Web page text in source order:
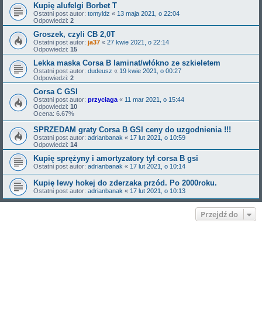
Kupię alufelgi Borbet T
Ostatni post autor: tomyldz « 13 maja 2021, o 22:04
Odpowiedzi: 2
Groszek, czyli CB 2,0T
Ostatni post autor: ja37 « 27 kwie 2021, o 22:14
Odpowiedzi: 15
Lekka maska Corsa B laminat/włókno ze szkieletem
Ostatni post autor: dudeusz « 19 kwie 2021, o 00:27
Odpowiedzi: 2
Corsa C GSI
Ostatni post autor: przyciaga « 11 mar 2021, o 15:44
Odpowiedzi: 10
Ocena: 6.67%
SPRZEDAM graty Corsa B GSI ceny do uzgodnienia !!!
Ostatni post autor: adrianbanak « 17 lut 2021, o 10:59
Odpowiedzi: 14
Kupię sprężyny i amortyzatory tył corsa B gsi
Ostatni post autor: adrianbanak « 17 lut 2021, o 10:14
Kupię lewy hokej do zderzaka przód. Po 2000roku.
Ostatni post autor: adrianbanak « 17 lut 2021, o 10:13
Przejdź do